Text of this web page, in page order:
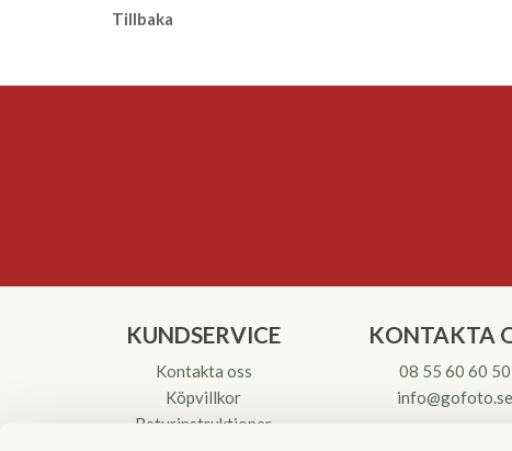
Tillbaka
KUNDSERVICE
Kontakta oss
Köpvillkor
Returinstruktioner
KONTAKTA
08 55 60 60 50
info@gofoto.se